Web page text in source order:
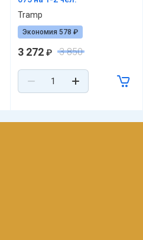
Tramp
Экономия 578 ₽
3 272 ₽ 3 850